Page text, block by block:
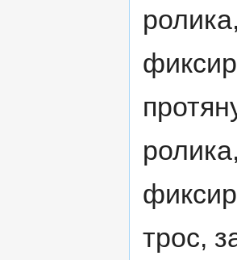
трос,